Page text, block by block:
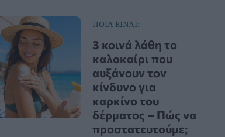
ΠΟΙΑ ΕΙΝΑΙ;
3 κοινά λάθη το
καλοκαίρι που
αυξάνουν τον
κίνδυνο για
καρκίνο του
δέρματος – Πώς να
προστατευτούμε;